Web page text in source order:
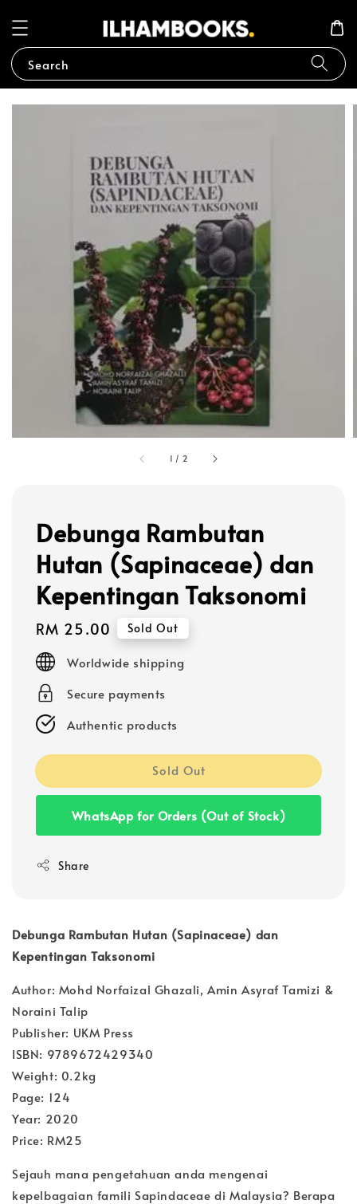
Search
1 / 2
Debunga Rambutan
Hutan (Sapinaceae) dan
Kepentingan Taksonomi
Regular
price
RM 25.00 Sold Out
Worldwide shipping
Secure payments
Authentic products
Sold Out
WhatsApp for Orders (Out of Stock)
Share
Debunga Rambutan Hutan (Sapinaceae) dan
Kepentingan Taksonomi
Author: Mohd Norfaizal Ghazali, Amin Asyraf Tamizi &
Noraini Talip
Publisher: UKM Press
ISBN: 9789672429340
Weight: 0.2kg
Page: 124
Year: 2020
Price: RM25
Sejauh mana pengetahuan anda mengenai
kepelbagaian famili Sapindaceae di Malaysia? Berapa